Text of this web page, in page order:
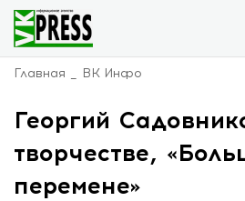
Главная ВК Инфо
Георгий
творчестве,
перемене»